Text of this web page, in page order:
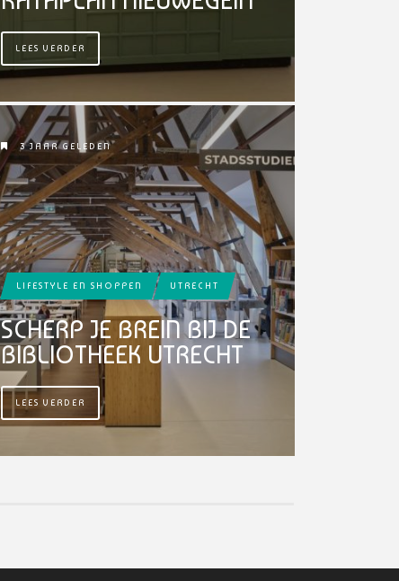
LEES VERDER
3 JAAR GELEDEN
LIFESTYLE EN SHOPPEN UTRECHT
SCHERP JE BREIN BIJ DE
BIBLIOTHEEK UTRECHT
LEES VERDER